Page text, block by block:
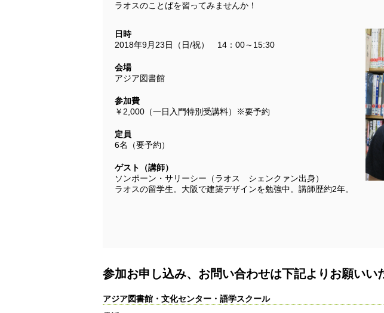
ラオスのことばを習ってみませんか！
日時
2018年9月23日（日/祝） 14：00～15:30
会場
アジア図書館
参加費
￥2,000（一日入門特別受講料）※要予約
定員
6名（要予約）
ゲスト（講師）
ソンポーン・サリーシー（ラオス シェンクァン出身）
ラオスの留学生。大阪で建築デザインを勉強中。講師歴約2年。
参加お申し込み、お問い合わせは下記よりお願いい
アジア図書館・文化センター・語学スクール